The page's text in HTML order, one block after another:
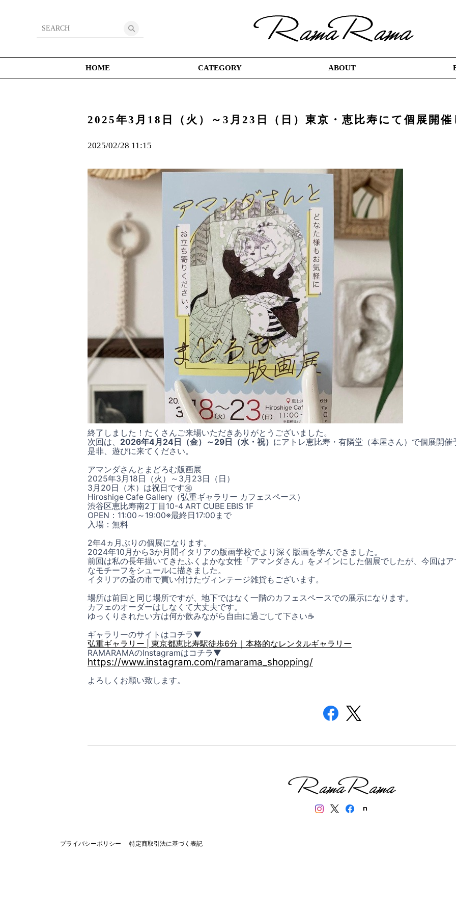
HOME CATEGORY ABOUT
2025年3月18日（火）～3月23日（日）東京・恵比寿にて個展開催
2025/02/28 11:15
終了しました！たくさんご来場いただきありがとうございました。
次回は、 2026年4月24日（金）～29日（水・祝） にアトレ恵比寿・有隣堂（本屋さん）で個展開催
是非、遊びに来てください。
アマンダさんとまどろむ版画展
2025年3月18日（火）～3月23日（日）
3月20日（木）は祝日です㊗️
Hiroshige Cafe Gallery（弘重ギャラリー カフェスペース）
渋谷区恵比寿南2丁目10-4 ART CUBE EBIS 1F
OPEN：11:00～19:00※最終日17:00まで
入場：無料
2年4ヵ月ぶりの個展になります。
2024年10月から3か月間イタリアの版画学校でより深く版画を学んできました。
前回は私の長年描いてきたふくよかな女性「アマンダさん」をメインにした個展でしたが、今回は
なモチーフをシュールに描きました。
イタリアの蚤の市で買い付けたヴィンテージ雑貨もございます。
場所は前回と同じ場所ですが、地下ではなく一階のカフェスペースでの展示になります。
カフェのオーダーはしなくて大丈夫です。
ゆっくりされたい方は何か飲みながら自由に過ごして下さい☕️
ギャラリーのサイトはコチラ▼
弘重ギャラリー | 東京都恵比寿駅徒歩6分｜本格的なレンタルギャラリー
RAMARAMAのInstagramはコチラ▼
https://www.instagram.com/ramarama_shopping/
よろしくお願い致します。
プライバシーポリシー 特定商取引法に基づく表記